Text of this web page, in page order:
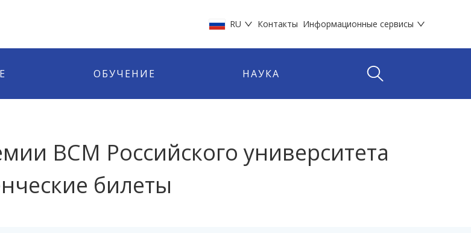
RU Контакты Информационные сервисы
ОБУЧЕНИЕ НАУКА
ВСМ Российского университета
билеты